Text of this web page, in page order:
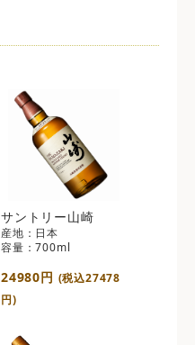
サントリー山崎
産地：日本
容量：700ml
24980円 (税込27478
円)